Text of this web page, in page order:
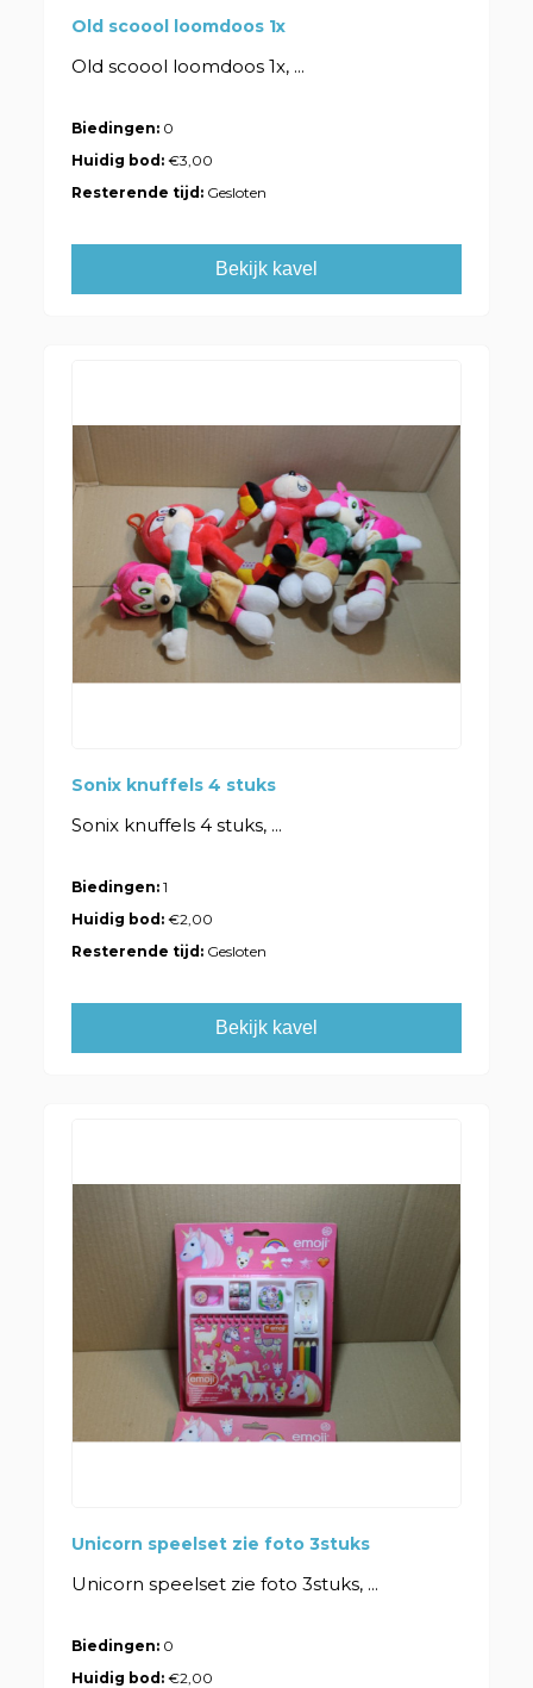
Old scoool loomdoos 1x
Old scoool loomdoos 1x, ...
Biedingen: 0
Huidig bod:€3,00
Resterende tijd: Gesloten
Bekijk kavel
Sonix knuffels 4 stuks
Sonix knuffels 4 stuks, ...
Biedingen: 1
Huidig bod:€2,00
Resterende tijd: Gesloten
Bekijk kavel
Unicorn speelset zie foto 3stuks
Unicorn speelset zie foto 3stuks, ...
Biedingen: 0
Huidig bod:€2,00